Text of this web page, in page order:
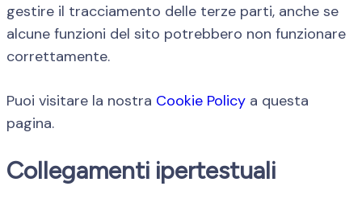
gestire il tracciamento delle terze parti, anche se
alcune funzioni del sito potrebbero non funzionare
correttamente.
Puoi visitare la nostra Cookie Policy a questa
pagina.
Collegamenti ipertestuali